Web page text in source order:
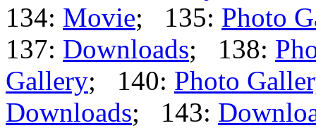
134: Movie; 135: Photo
137: Downloads; 138:
Gallery; 140: Photo
Downloads; 143: